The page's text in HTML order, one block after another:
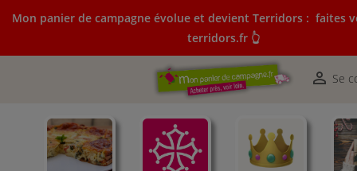
Mon panier de campagne évolue et devient Terridors : faites
terridors.fr 👆
 Se
Mon panier de campagne évolue et devient Terridors:
courses sur terridors.fr 👆